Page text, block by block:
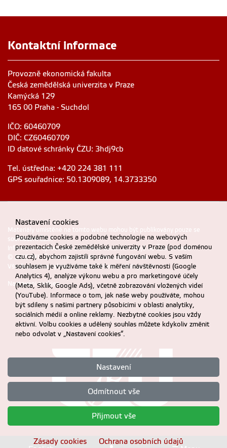
Kontaktní informace
Provozně ekonomická fakulta
Česká zemědělská univerzita v Praze
Kamýcká 129
165 00 Praha - Suchdol
IČO: 60460709
DIČ: CZ60460709
ID datové schránky ČZU: 3hdj9cb
Tel. ústředna: +420 224 381 111
GPS souřadnice: 50.1309089, 14.3733350
Materiály umístěné na tomto webu mohou být publikovány pouze se
souhlasem ČZU.
Informace o zpracování a ochraně osobních údajů na ČZU v Praze.
© 2025 PEF, Česká zemědělská univerzita v Praze
Všechna práva vyhrazena |Prohlášení o přístupnosti
Nastavení cookies
Nastavení cookies
Používáme cookies a podobné technologie na webových
prezentacích České zemědělské univerzity v Praze (pod doménou
czu.cz), abychom zajistili správné fungování webu. S vaším
souhlasem je využíváme také k měření návštěvnosti (Google
Analytics 4), analýze výkonu webu a pro marketingové účely
(Meta, Sklik, Google Ads), včetně zobrazování vložených videí
(YouTube). Informace o tom, jak naše weby používáte, mohou
být sdíleny s našimi partnery působícími v oblasti analytiky,
sociálních médií a online reklamy. Nezbytné cookies jsou vždy
aktivní. Volbu cookies a udělený souhlas můžete kdykoliv změnit
nebo odvolat v „Nastavení cookies“.
Nastavení
Odmítnout vše
Přijmout vše
Zásady cookies Ochrana osobních údajů